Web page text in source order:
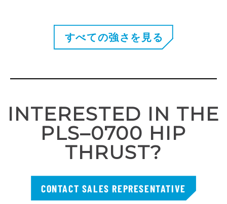
すべての強さを見る
INTERESTED IN THE
PLS–0700 HIP
THRUST?
CONTACT SALES REPRESENTATIVE